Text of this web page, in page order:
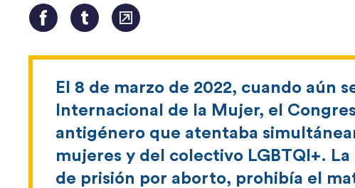
El 8 de marzo de 2022, cuando aún
Internacional de la Mujer, el
antigénero que atentaba
mujeres y del colectivo LGBTQI+.
de prisión por aborto, prohibía el